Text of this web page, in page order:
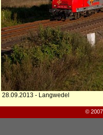
28.09.2013 - Langwedel
©